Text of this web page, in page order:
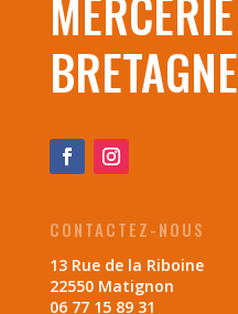
MERCERIE
BRETAGNE
CONTACTEZ-NOUS
13 Rue de la Riboine
22550 Matignon
06 77 15 89 31